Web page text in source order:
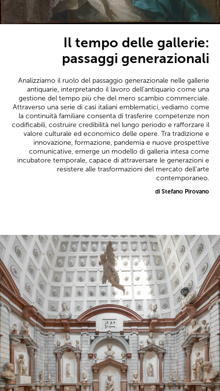
Il tempo delle gallerie:
passaggi generazionali
Analizziamo il ruolo del passaggio generazionale nelle gallerie
antiquarie, interpretando il lavoro dell’antiquario come una
gestione del tempo più che del mero scambio commerciale.
Attraverso una serie di casi italiani emblematici, vediamo come
la continuità familiare consenta di trasferire competenze non
codificabili, costruire credibilità nel lungo periodo e rafforzare il
valore culturale ed economico delle opere. Tra tradizione e
innovazione, formazione, pandemia e nuove prospettive
comunicative, emerge un modello di galleria intesa come
incubatore temporale, capace di attraversare le generazioni e
resistere alle trasformazioni del mercato dell’arte
contemporaneo.
di Stefano Pirovano